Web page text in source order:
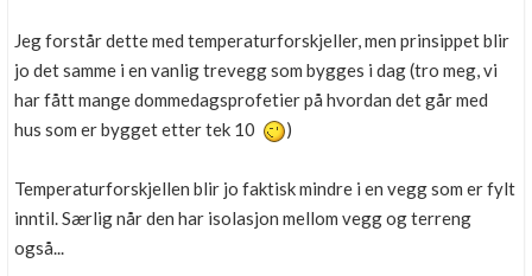
Jeg forstår dette med temperaturforskjeller, men prinsippet blir
jo det samme i en vanlig trevegg som bygges i dag (tro meg, vi
har fått mange dommedagsprofetier på hvordan det går med
hus som er bygget etter tek 10
)
Temperaturforskjellen blir jo faktisk mindre i en vegg som er fylt
inntil. Særlig når den har isolasjon mellom vegg og terreng
også...